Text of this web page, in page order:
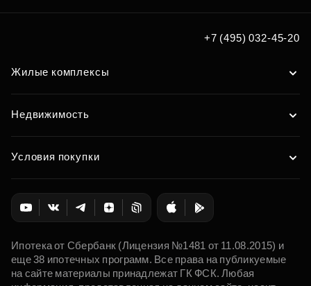
+7 (495) 032-45-20
Жилые комплексы
Недвижимость
Условия покупки
Ипотека от Сбербанк (Лицензия №1481 от 11.08.2015) и
еще 38 ипотечных программ. Все права на публикуемые
на сайте материалы принадлежат ГК ФСК. Любая